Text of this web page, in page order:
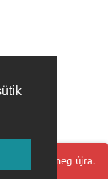
próbálja meg újra.